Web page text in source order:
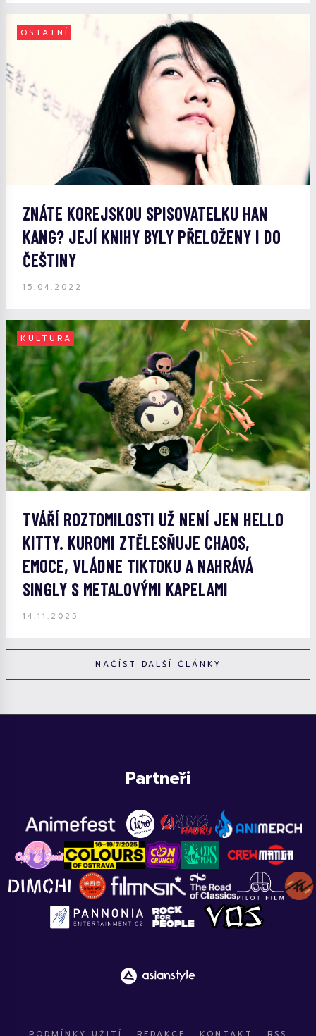
OSTATNÍ
ZNÁTE KOREJSKOU SPISOVATELKU HAN
KANG? JEJÍ KNIHY BYLY PŘELOŽENY I DO
ČEŠTINY
15.04.2022
KULTURA
TVÁŘÍ ROZTOMILOSTI UŽ NENÍ JEN HELLO
KITTY. KUROMI ZTĚLESŇUJE CHAOS,
EMOCE, VLÁDNE TIKTOKU A NAHRÁVÁ
SINGLY S METALOVÝMI KAPELAMI
14.11.2025
NAČÍST DALŠÍ ČLÁNKY
Partneři